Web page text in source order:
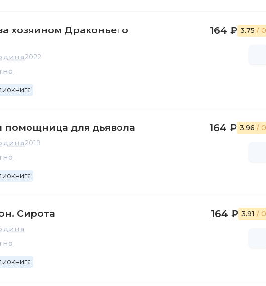
хозяином Драконьего
2022
164 ₽ 3.75 / 0
помощница для дьявола
2019
164 ₽ 3.96 / 0
Сирота 164 ₽ 3.91 / 0